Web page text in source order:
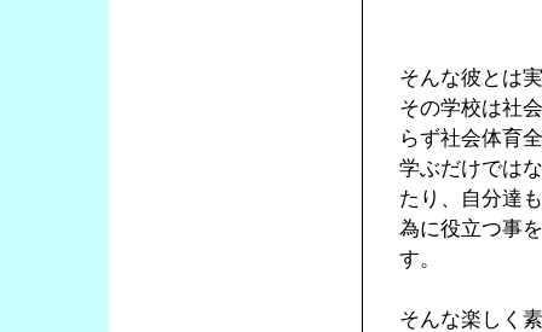
そんな彼とは
その学校は社
らず社会体育
学ぶだけでは
たり、自分達
為に役立つ事
す。
そんな楽しく